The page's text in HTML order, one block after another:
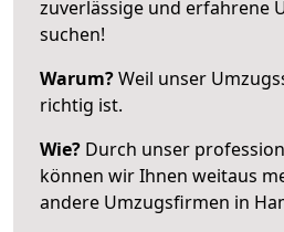
zuverlässige und erfahrene
suchen!
Warum?Weil unser
richtig ist.
Wie? Durch unser
können wir Ihnen weitaus
andere Umzugsfirmen in